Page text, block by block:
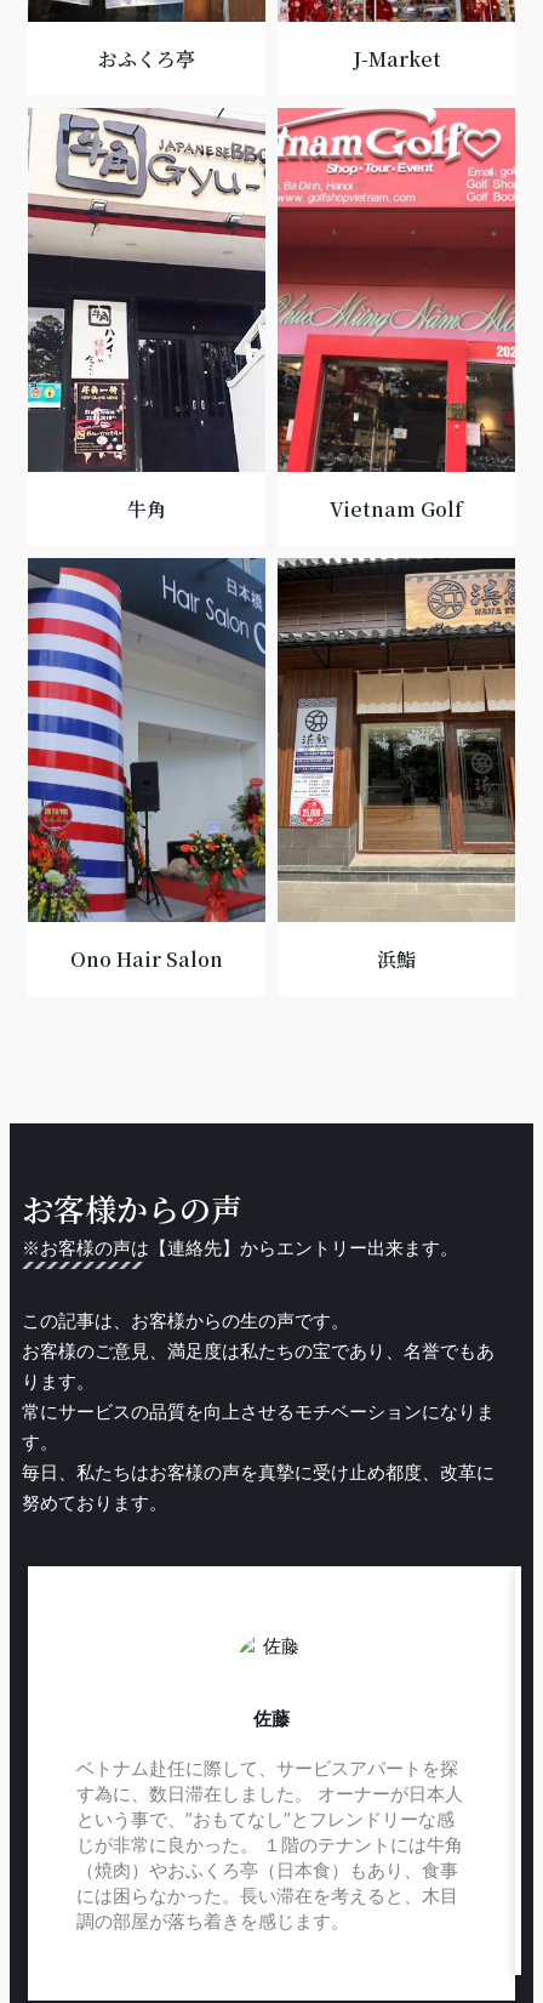
おふくろ亭 J-Market
牛角 Vietnam Golf
Ono Hair Salon 浜鮨
お客様からの声
※お客様の声は【連絡先】からエントリー出来ます。
この記事は、お客様からの生の声です。
お客様のご意見、満足度は私たちの宝であり、名誉でもあ
ります。
常にサービスの品質を向上させるモチベーションになりま
す。
毎日、私たちはお客様の声を真摯に受け止め都度、改革に
努めております。
佐藤
ベトナム赴任に際して、サービスアパートを探
す為に、数日滞在しました。 オーナーが日本人
という事で、”おもてなし”とフレンドリーな感
じが非常に良かった。 １階のテナントには牛角
（焼肉）やおふくろ亭（日本食）もあり、食事
には困らなかった。長い滞在を考えると、木目
調の部屋が落ち着きを感じます。